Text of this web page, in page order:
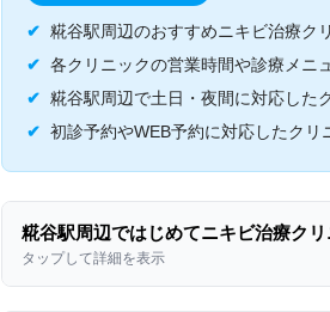
糀谷駅周辺のおすすめニキビ治療ク
各クリニックの営業時間や診療メニ
糀谷駅周辺で土日・夜間に対応した
初診予約やWEB予約に対応したクリ
糀谷駅周辺ではじめてニキビ治療ク
タップして詳細を表示